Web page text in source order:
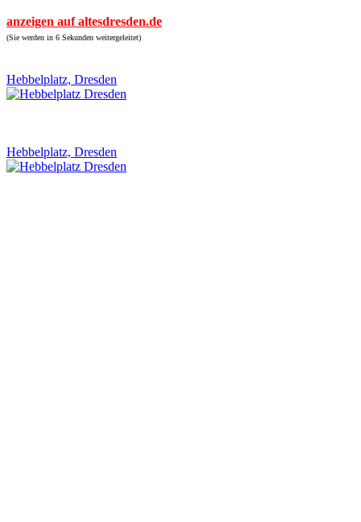
anzeigen auf altesdresden.de
(Sie werden in 6 Sekunden weitergeleitet)
Hebbelplatz, Dresden
Hebbelplatz, Dresden